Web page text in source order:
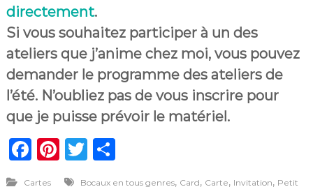
directement.
Si vous souhaitez participer à un des
ateliers que j’anime chez moi, vous pouvez
demander le programme des ateliers de
l’été. N’oubliez pas de vous inscrire pour
que je puisse prévoir le matériel.
F Pi
n
T P
Cartes Bocaux en tous genres, Card, Carte, Invitation, Petit